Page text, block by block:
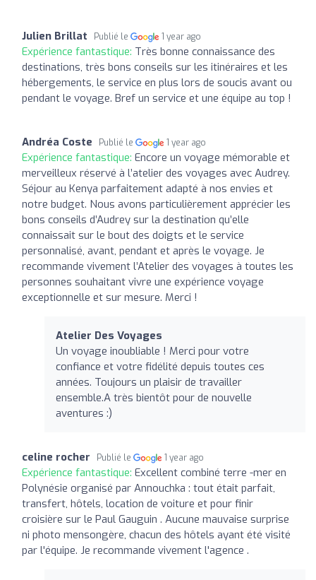
Julien Brillat Publié le 1 year ago
Expérience fantastique: Très bonne connaissance des
destinations, très bons conseils sur les itinéraires et les
hébergements, le service en plus lors de soucis avant ou
pendant le voyage. Bref un service et une équipe au top !
Andréa Coste Publié le 1 year ago
Expérience fantastique: Encore un voyage mémorable et
merveilleux réservé à l’atelier des voyages avec Audrey.
Séjour au Kenya parfaitement adapté à nos envies et
notre budget. Nous avons particulièrement apprécier les
bons conseils d’Audrey sur la destination qu’elle
connaissait sur le bout des doigts et le service
personnalisé, avant, pendant et après le voyage. Je
recommande vivement l’Atelier des voyages à toutes les
personnes souhaitant vivre une expérience voyage
exceptionnelle et sur mesure. Merci !
Atelier Des Voyages
Un voyage inoubliable ! Merci pour votre
confiance et votre fidélité depuis toutes ces
années. Toujours un plaisir de travailler
ensemble.A très bientôt pour de nouvelle
aventures :)
celine rocher Publié le 1 year ago
Expérience fantastique: Excellent combiné terre -mer en
Polynésie organisé par Annouchka : tout était parfait,
transfert, hôtels, location de voiture et pour finir
croisière sur le Paul Gauguin . Aucune mauvaise surprise
ni photo mensongère, chacun des hôtels ayant été visité
par l'équipe. Je recommande vivement l'agence .